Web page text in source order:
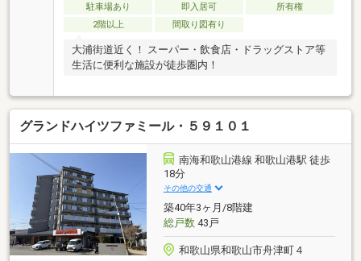
駐車場あり 即入居可
所有権
2階以上
間取り図有り
大浦街道近く！ スーパー・飲食店・ドラッグストア等
生活に便利な施設が徒歩圏内！
グランドハイツファミール・５９１０１
南海和歌山港線 和歌山港駅 徒歩
18分
その他の交通
築40年3ヶ月/8階建
総戸数43戸
和歌山県和歌山市舟津町４